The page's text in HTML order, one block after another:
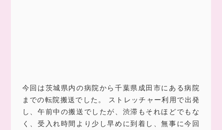
今回は茨城県内の病院から千葉県成田市にある病院
までの転院搬送でした。 ストレッチャー利用で出発
し、午前中の搬送でしたが、渋滞もそれほどでもな
く、受入れ時間より少し早めに到着し、無事に今回